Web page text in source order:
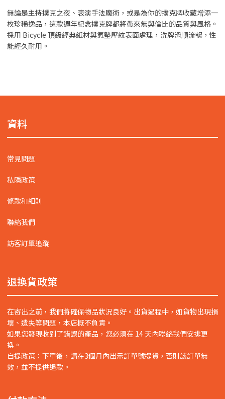
無論是主持撲克之夜、表演手法魔術，或是為你的撲克牌收藏增添一
枚珍稀逸品，這款週年紀念撲克牌都將帶來無與倫比的品質與風格。
採用 Bicycle 頂級經典紙材與氣墊壓紋表面處理，洗牌滑順流暢，性
能經久耐用。
資料
常見問題
私隱政策
條款和細則
聯絡我們
訪客訂單追蹤
退換貨政策
在寄出之前，我們將確保物品狀況良好。出貨過程中，如貨物出現損
壞、遺失等問題，本店概不負責。
如果您發現收到了錯誤的產品，您必須在 14 天內聯絡我們安排更
換。
自提政策：下單後，請在3個月內出示訂單號提貨，否則該訂單無
效，並不提供退款。